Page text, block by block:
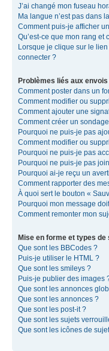
J’ai changé mon fuseau
Ma langue n’est pas dans
Comment puis-je afficher
Qu’est-ce que mon rang et
Lorsque je clique sur le lien
connecter ?
Problèmes liés aux
Comment poster dans un
Comment modifier ou
Comment ajouter une
Comment créer un
Pourquoi ne puis-je pas
Comment modifier ou
Pourquoi ne puis-je pas
Pourquoi ne puis-je pas
Pourquoi ai-je reçu un
Comment rapporter des
À quoi sert le bouton «
Pourquoi mon message
Comment remonter mon
Mise en forme et types de
Que sont les BBCodes ?
Puis-je utiliser le HTML ?
Que sont les smileys ?
Puis-je publier des images
Que sont les annonces
Que sont les annonces ?
Que sont les post-it ?
Que sont les sujets
Que sont les icônes de